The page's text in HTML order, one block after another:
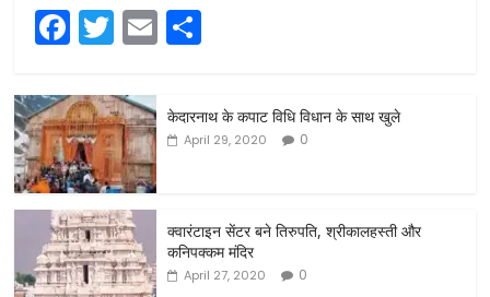
F
a
c
e
b
o
o
k
T
w
itt
er
E
m
ai ar
e
केदारनाथ के कपाट विधि विधान के साथ खुले
April 29, 2020 0
क्वारंटाइन सेंटर बने तिरुपति, श्रीकालहस्ती और
कनिपक्कम मंदिर
April 27, 2020 0